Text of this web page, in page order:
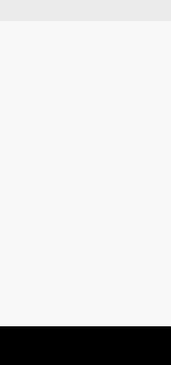
lemparan lebih
getaran kecil.
pada spot
laut.
untuk ikan kecil,
teknik memancing